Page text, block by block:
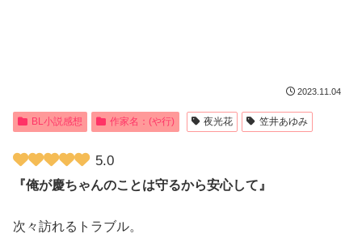
2023.11.04
BL小説感想 作家名：(や行) 夜光花 笠井あゆみ
5.0
『俺が慶ちゃんのことは守るから安心して』
次々訪れるトラブル。